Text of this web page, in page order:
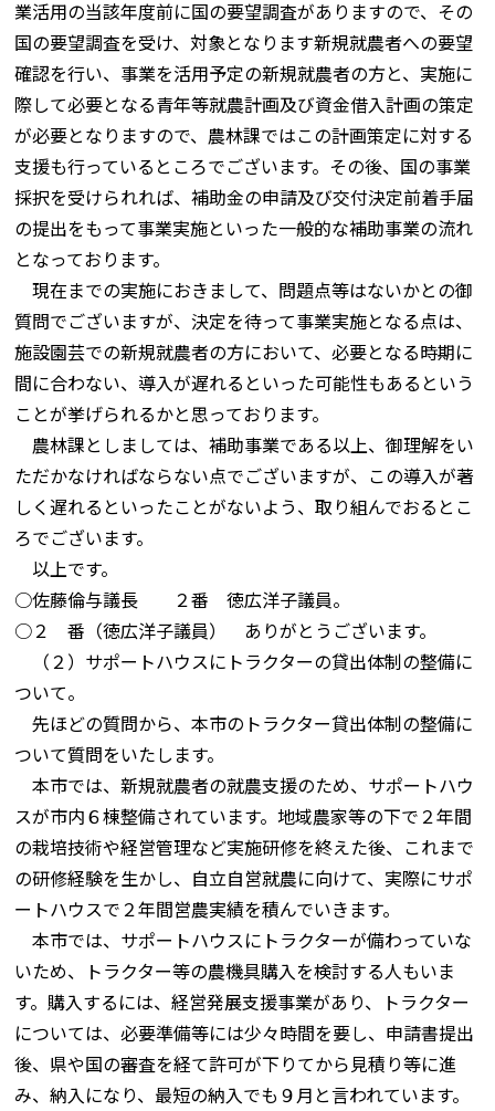
業活用の当該年度前に国の要望調査がありますので、その
国の要望調査を受け、対象となります新規就農者への要望
確認を行い、事業を活用予定の新規就農者の方と、実施に
際して必要となる青年等就農計画及び資金借入計画の策定
が必要となりますので、農林課ではこの計画策定に対する
支援も行っているところでございます。その後、国の事業
採択を受けられれば、補助金の申請及び交付決定前着手届
の提出をもって事業実施といった一般的な補助事業の流れ
となっております。
現在までの実施におきまして、問題点等はないかとの御
質問でございますが、決定を待って事業実施となる点は、
施設園芸での新規就農者の方において、必要となる時期に
間に合わない、導入が遅れるといった可能性もあるという
ことが挙げられるかと思っております。
農林課としましては、補助事業である以上、御理解をい
ただかなければならない点でございますが、この導入が著
しく遅れるといったことがないよう、取り組んでおるとこ
ろでございます。
以上です。
○佐藤倫与議長 ２番 徳広洋子議員。
○２ 番（徳広洋子議員） ありがとうございます。
（２）サポートハウスにトラクターの貸出体制の整備に
ついて。
先ほどの質問から、本市のトラクター貸出体制の整備に
ついて質問をいたします。
本市では、新規就農者の就農支援のため、サポートハウ
スが市内６棟整備されています。地域農家等の下で２年間
の栽培技術や経営管理など実施研修を終えた後、これまで
の研修経験を生かし、自立自営就農に向けて、実際にサポ
ートハウスで２年間営農実績を積んでいきます。
本市では、サポートハウスにトラクターが備わっていな
いため、トラクター等の農機具購入を検討する人もいま
す。購入するには、経営発展支援事業があり、トラクター
については、必要準備等には少々時間を要し、申請書提出
後、県や国の審査を経て許可が下りてから見積り等に進
み、納入になり、最短の納入でも９月と言われています。